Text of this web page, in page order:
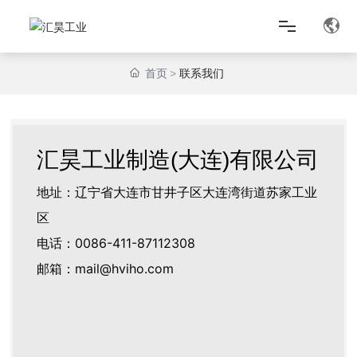
产品中心
匠心智造
首页 联系我们
汇昊工业制造(大连)有限公司
地址：辽宁省大连市甘井子区大连湾街道苏家工业
区
电话： 0086-411-87112308
邮箱： mail@hviho.com